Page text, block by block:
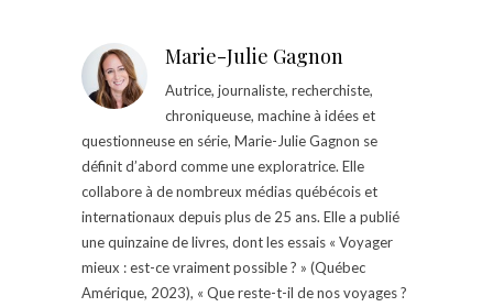
Marie-Julie Gagnon
Autrice, journaliste, recherchiste,
chroniqueuse, machine à idées et
questionneuse en série, Marie-Julie Gagnon se
définit d’abord comme une exploratrice. Elle
collabore à de nombreux médias québécois et
internationaux depuis plus de 25 ans. Elle a publié
une quinzaine de livres, dont les essais « Voyager
mieux : est-ce vraiment possible ? » (Québec
Amérique, 2023), « Que reste-t-il de nos voyages ?